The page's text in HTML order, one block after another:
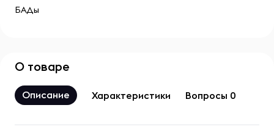
БАДы
О товаре
Описание Характеристики Вопросы 0